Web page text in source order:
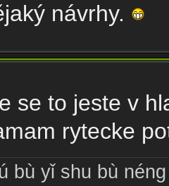
návrhy.
se to jeste v
rytecke
bù yǐ shu bù